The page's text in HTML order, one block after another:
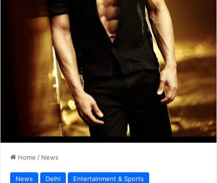
Home / News
News Delhi Entertainment & Sports